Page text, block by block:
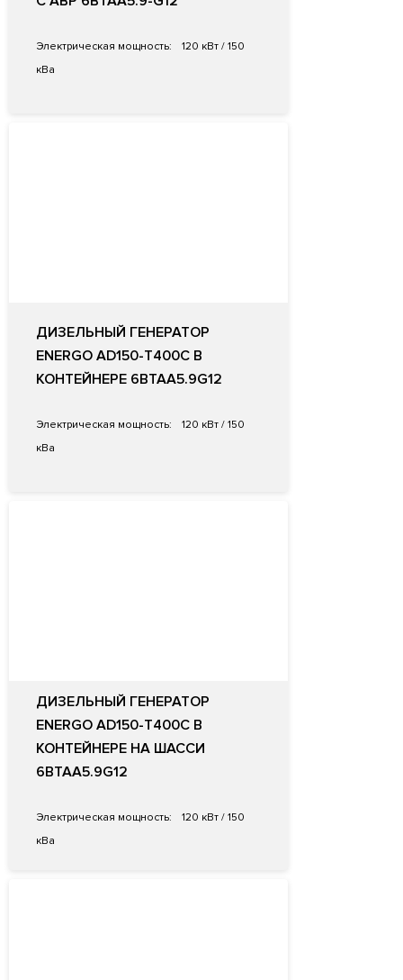
Электрическая мощность:
120 кВт / 150
кВа
ДИЗЕЛЬНЫЙ ГЕНЕРАТОР
ENERGO AD150-T400C В
КОНТЕЙНЕРЕ 6BTAA5.9G12
Электрическая мощность:
120 кВт / 150
кВа
ДИЗЕЛЬНЫЙ ГЕНЕРАТОР
ENERGO AD150-T400C В
КОНТЕЙНЕРЕ НА ШАССИ
6BTAA5.9G12
Электрическая мощность:
120 кВт / 150
кВа